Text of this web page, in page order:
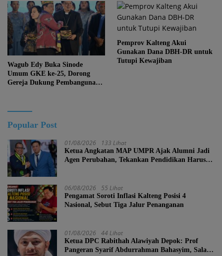
Kalteng
Wagub Edy Buka Sinode
Umum GKE ke-25, Dorong
Gereja Dukung Pembangunan
Pemprov Kalteng Akui
Gunakan Dana DBH-DR untuk
Tutupi Kewajiban
Popular Post
01/08/2026 133 Lihat
Ketua Angkatan MAP UMPR Ajak Alumni Jadi
Agen Perubahan, Tekankan Pendidikan Harus
06/08/2026 55 Lihat
Pengamat Soroti Inflasi Kalteng Posisi 4
Nasional, Sebut Tiga Jalur Penanganan
01/08/2026 44 Lihat
Ketua DPC Rabithah Alawiyah Depok: Prof
Pangeran Syarif Abdurrahman Bahasyim, Salah